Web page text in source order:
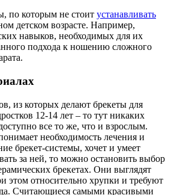
по которым не стоит устанавливать
детском возрасте. Например,
навыков, необходимых для их
подхода к ношению сложного
из которых делают брекеты для
12-14 лет – то тут никаких
все то же, что и взрослым.
необходимость лечения и
брекет-системы, хочет и умеет
за ней, то можно остановить выбор
брекетах. Они выглядят
этом относительно хрупки и требуют
Считающиеся самыми красивыми